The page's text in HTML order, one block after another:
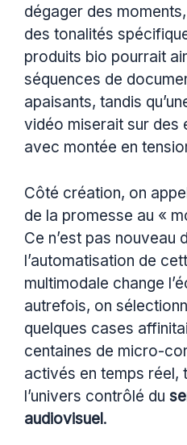
dégager des
des tonalités
produits bio pourrait
séquences de
apaisants, tandis
vidéo miserait sur des
avec montée en
Côté création, on
de la promesse au «
Ce n’est pas nouveau
l’automatisation de
multimodale change
autrefois, on
quelques cases
centaines de micro-
activés en temps réel,
l’univers contrôlé du
audiovisuel.